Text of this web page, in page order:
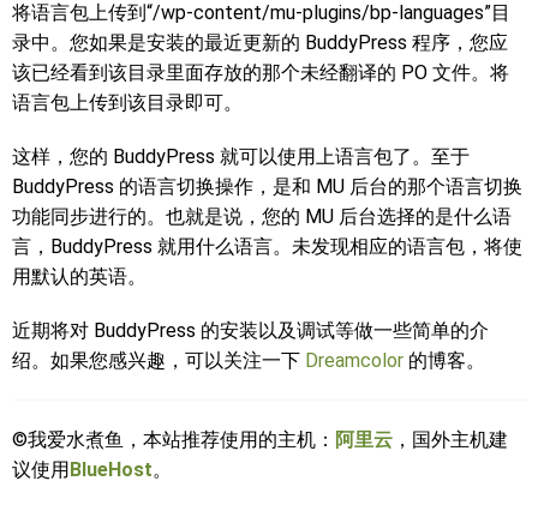
将语言包上传到“/wp-content/mu-plugins/bp-languages”目
录中。您如果是安装的最近更新的 BuddyPress 程序，您应
该已经看到该目录里面存放的那个未经翻译的 PO 文件。将
语言包上传到该目录即可。
这样，您的 BuddyPress 就可以使用上语言包了。至于
BuddyPress 的语言切换操作，是和 MU 后台的那个语言切换
功能同步进行的。也就是说，您的 MU 后台选择的是什么语
言，BuddyPress 就用什么语言。未发现相应的语言包，将使
用默认的英语。
近期将对 BuddyPress 的安装以及调试等做一些简单的介
绍。如果您感兴趣，可以关注一下 Dreamcolor 的博客。
©我爱水煮鱼，本站推荐使用的主机： 阿里云 ，国外主机建
议使用BlueHost。